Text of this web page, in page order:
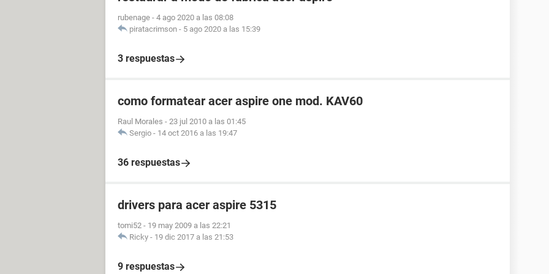
rubenage - 4 ago 2020 a las 08:08
piratacrimson - 5 ago 2020 a las 15:39
3 respuestas
como formatear acer aspire one mod. KAV60
Raul Morales - 23 jul 2010 a las 01:45
Sergio - 14 oct 2016 a las 19:47
36 respuestas
drivers para acer aspire 5315
tomi52 - 19 may 2009 a las 22:21
Ricky - 19 dic 2017 a las 21:53
9 respuestas